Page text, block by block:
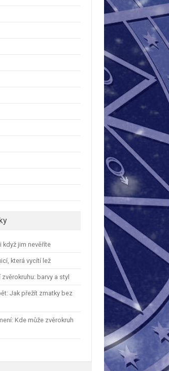
když jim nevěříte
která vycítí lež
barvy a styl
Jak přežít zmatky bez
Kde může zvěrokruh